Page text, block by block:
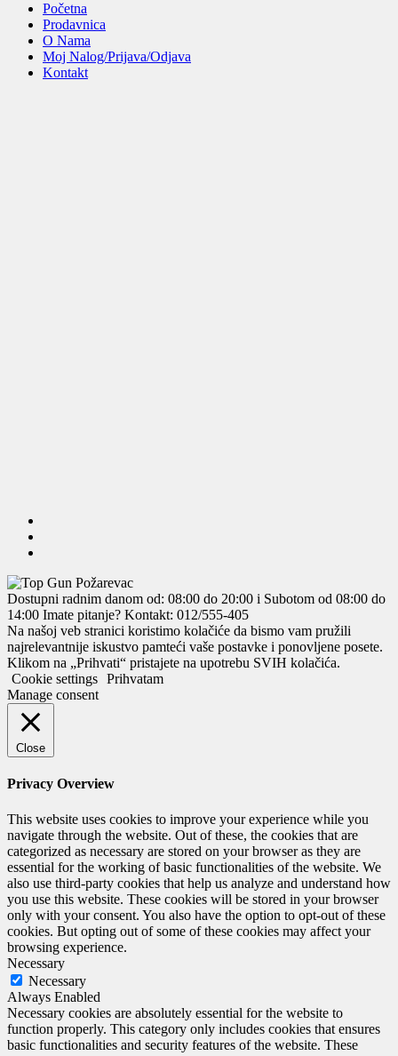
Početna
Prodavnica
O Nama
Moj Nalog/Prijava/Odjava
Kontakt
Dostupni radnim danom od: 08:00 do 20:00 i Subotom od 08:00 do
14:00 Imate pitanje? Kontakt: 012/555-405
Na našoj veb stranici koristimo kolačiće da bismo vam pružili
najrelevantnije iskustvo pamteći vaše postavke i ponovljene posete.
Klikom na „Prihvati“ pristajete na upotrebu SVIH kolačića.
Cookie settings Prihvatam
Manage consent
Close
Privacy Overview
This website uses cookies to improve your experience while you
navigate through the website. Out of these, the cookies that are
categorized as necessary are stored on your browser as they are
essential for the working of basic functionalities of the website. We
also use third-party cookies that help us analyze and understand how
you use this website. These cookies will be stored in your browser
only with your consent. You also have the option to opt-out of these
cookies. But opting out of some of these cookies may affect your
browsing experience.
Necessary
Necessary
Always Enabled
Necessary cookies are absolutely essential for the website to
function properly. This category only includes cookies that ensures
basic functionalities and security features of the website. These